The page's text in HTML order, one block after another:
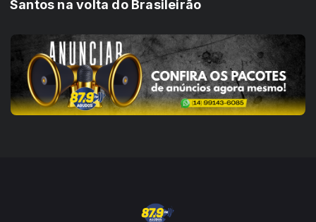
Santos na volta do Brasileirão